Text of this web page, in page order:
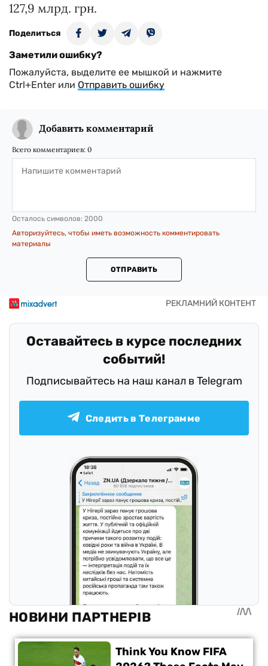
127,9 млрд. грн.
Поделиться
Заметили ошибку?
Пожалуйста, выделите ее мышкой и нажмите
Ctrl+Enter или Отправить ошибку
Добавить комментарий
Всего комментариев: 0
Осталось символов: 2000
Авторизуйтесь, чтобы иметь возможность комментировать
материалы
ОТПРАВИТЬ
Оставайтесь в курсе последних
событий!
Подписывайтесь на наш канал в Telegram
Следить в Телеграмме